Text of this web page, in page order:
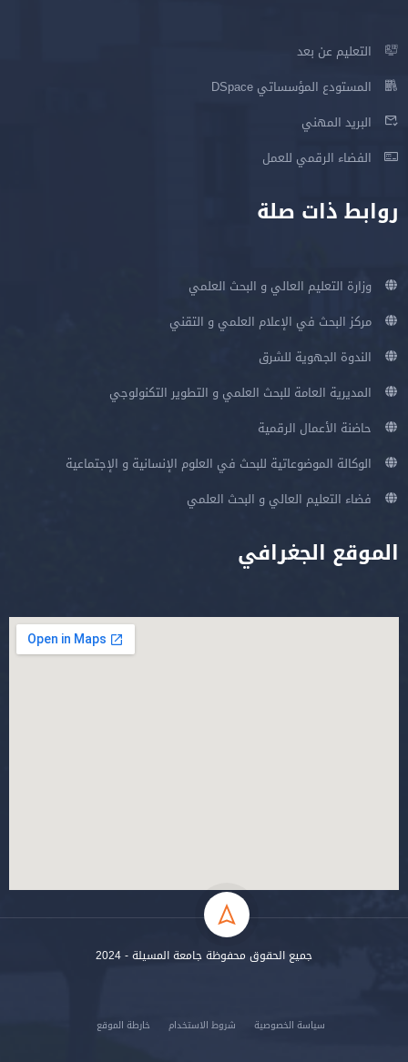
التعليم عن بعد
المستودع المؤسساتي DSpace
البريد المهني
الفضاء الرقمي للعمل
روابط ذات صلة
وزارة التعليم العالي و البحث العلمي
مركز البحث في الإعلام العلمي و التقني
الندوة الجهوية للشرق
المديرية العامة للبحث العلمي و التطوير التكنولوجي
حاضنة الأعمال الرقمية
الوكالة الموضوعاتية للبحث في العلوم الإنسانية و الإجتماعية
فضاء التعليم العالي و البحث العلمي
الموقع الجغرافي
جميع الحقوق محفوظة جامعة المسيلة - 2024
سياسة الخصوصية شروط الاستخدام خارطة الموقع